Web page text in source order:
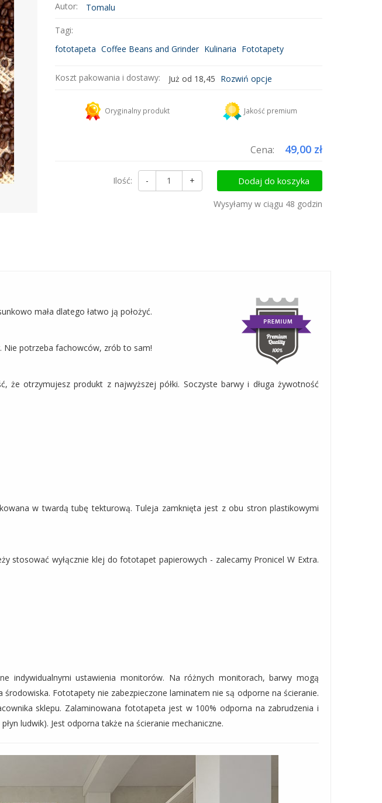
Autor: Tomalu
Tagi:
fototapeta Coffee Beans and Grinder Kulinaria Fototapety
Koszt pakowania i dostawy: Już od 18,45 Rozwiń opcje
Kurier DHL
Dodaj więcej produktów do koszyka i zapłać za wysyłkę tylko raz!
Oryginalny produkt Jakość premium
Cena: 49,00 zł
Dodaj do koszyka
Ilość: - +
Wysyłamy w ciągu 48 godzin
mała dlatego łatwo ją położyć.
Nie potrzeba fachowców, zrób to sam!
otrzymujesz produkt z najwyższej półki. Soczyste barwy i długa żywotność
w twardą tubę tekturową. Tuleja zamknięta jest z obu stron plastikowymi
stosować wyłącznie klej do fototapet papierowych - zalecamy Pronicel W Extra.
indywidualnymi ustawienia monitorów. Na różnych monitorach, barwy mogą
Fototapety nie zabezpieczone laminatem nie są odporne na ścieranie.
sklepu. Zalaminowana fototapeta jest w 100% odporna na zabrudzenia i
ludwik). Jest odporna także na ścieranie mechaniczne.